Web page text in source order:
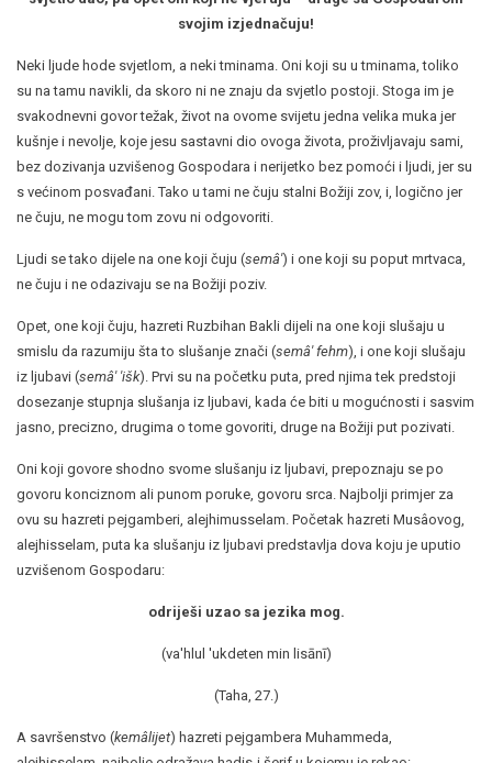
svojim izjednačuju!
Neki ljude hode svjetlom, a neki tminama. Oni koji su u tminama, toliko
su na tamu navikli, da skoro ni ne znaju da svjetlo postoji. Stoga im je
svakodnevni govor težak, život na ovome svijetu jedna velika muka jer
kušnje i nevolje, koje jesu sastavni dio ovoga života, proživljavaju sami,
bez dozivanja uzvišenog Gospodara i nerijetko bez pomoći i ljudi, jer su
s većinom posvađani. Tako u tami ne čuju stalni Božiji zov, i, logično jer
ne čuju, ne mogu tom zovu ni odgovoriti.
Ljudi se tako dijele na one koji čuju (semâ') i one koji su poput mrtvaca,
ne čuju i ne odazivaju se na Božiji poziv.
Opet, one koji čuju, hazreti Ruzbihan Bakli dijeli na one koji slušaju u
smislu da razumiju šta to slušanje znači (semâ' fehm), i one koji slušaju
iz ljubavi (semâ' 'išk). Prvi su na početku puta, pred njima tek predstoji
dosezanje stupnja slušanja iz ljubavi, kada će biti u mogućnosti i sasvim
jasno, precizno, drugima o tome govoriti, druge na Božiji put pozivati.
Oni koji govore shodno svome slušanju iz ljubavi, prepoznaju se po
govoru konciznom ali punom poruke, govoru srca. Najbolji primjer za
ovu su hazreti pejgamberi, alejhimusselam. Početak hazreti Musâovog,
alejhisselam, puta ka slušanju iz ljubavi predstavlja dova koju je uputio
uzvišenom Gospodaru:
odriješi uzao sa jezika mog.
(va'hlul 'ukdeten min lisānī)
(Taha, 27.)
A savršenstvo (kemâlijet) hazreti pejgambera Muhammeda,